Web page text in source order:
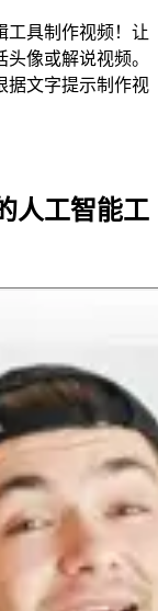
工具制作视频！让
像或解说视频。
据文字提示制作视
人工智能工